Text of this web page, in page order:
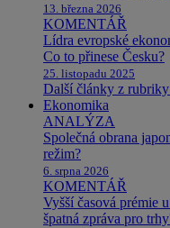
13. března 2026
KOMENTÁŘ
Lídra evropské
Co to přinese Česku?
25. listopadu 2025
Další články z
Ekonomika
ANALÝZA
Společná obrana
režim?
6. srpna 2026
KOMENTÁŘ
Vyšší časová prémie
špatná zpráva pro